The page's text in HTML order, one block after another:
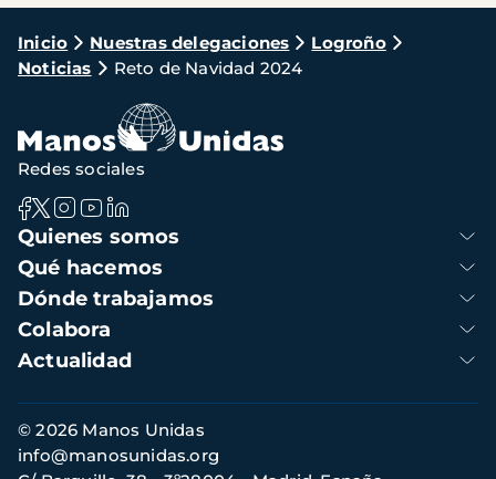
Ruta
de
navegación
Inicio Nuestras delegaciones
Logroño
Noticias
Reto de Navidad 2024
Navegación
principal
Quienes somos
Qué hacemos
Dónde trabajamos
Colabora
Actualidad
Redes sociales
Información
de
contacto
© 2026 Manos Unidas
info@manosunidas.org